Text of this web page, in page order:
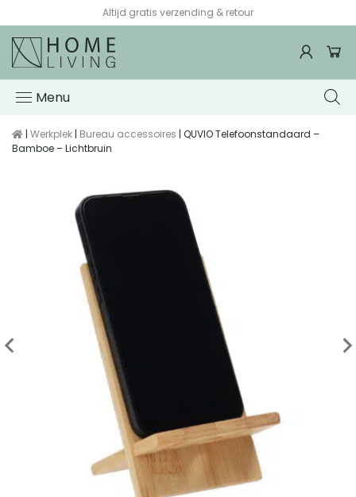
Altijd gratis verzending & retour
Menu
| Werkplek | Bureau accessoires | QUVIO Telefoonstandaard –
Bamboe – Lichtbruin